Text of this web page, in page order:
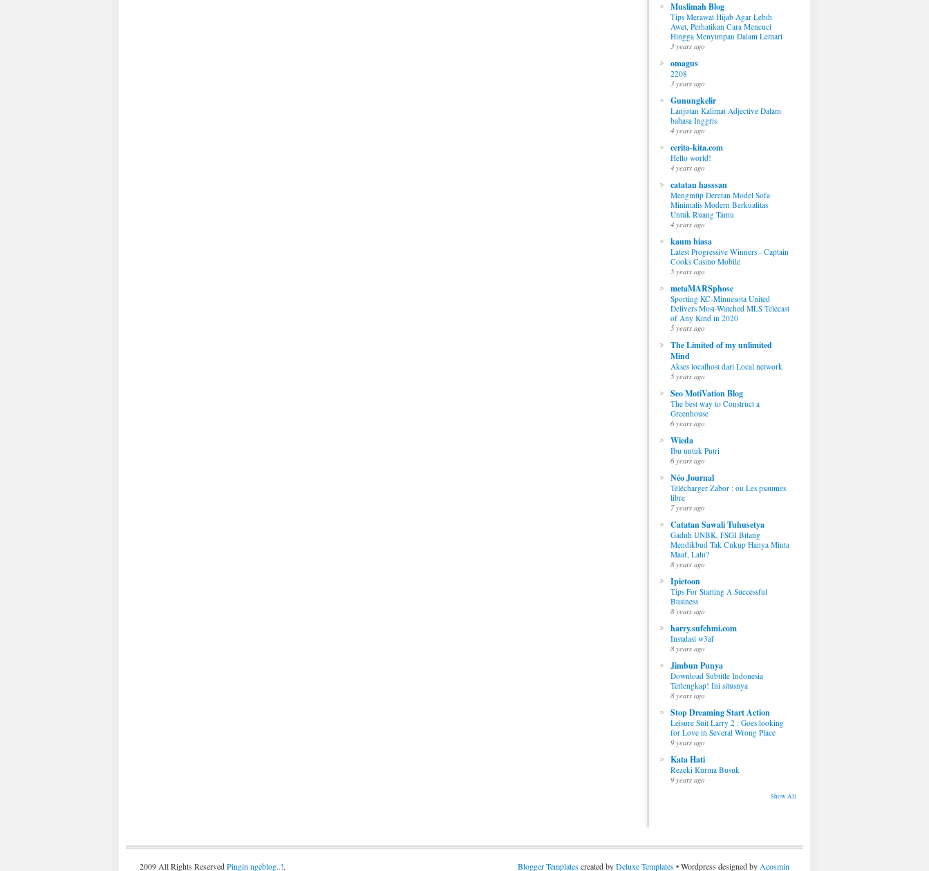
Muslimah Blog
Tips Merawat Hijab Agar Lebih
Awet, Perhatikan Cara Mencuci
Hingga Menyimpan Dalam Lemari
3 years ago
omagus
2208
3 years ago
Gunungkelir
Lanjutan Kalimat Adjective Dalam
bahasa Inggris
4 years ago
cerita-kita.com
Hello world!
4 years ago
catatan hasssan
Mengintip Deretan Model Sofa
Minimalis Modern Berkualitas
Untuk Ruang Tamu
4 years ago
kaum biasa
Latest Progressive Winners - Captain
Cooks Casino Mobile
5 years ago
metaMARSphose
Sporting KC-Minnesota United
Delivers Most-Watched MLS Telecast
of Any Kind in 2020
5 years ago
The Limited of my unlimited
Mind
Akses localhost dari Local network
5 years ago
Seo MotiVation Blog
The best way to Construct a
Greenhouse
6 years ago
Wieda
Ibu untuk Putri
6 years ago
Néo Journal
Télécharger Zabor : ou Les psaumes
libre
7 years ago
Catatan Sawali Tuhusetya
Gaduh UNBK, FSGI Bilang
Mendikbud Tak Cukup Hanya Minta
Maaf, Lalu?
8 years ago
Ipietoon
Tips For Starting A Successful
Business
8 years ago
harry.sufehmi.com
Instalasi w3af
8 years ago
Jimbun Punya
Download Subtitle Indonesia
Terlengkap! Ini situsnya
8 years ago
Stop Dreaming Start Action
Leisure Suit Larry 2 : Goes looking
for Love in Several Wrong Place
9 years ago
Kata Hati
Rezeki Kurma Busuk
9 years ago
Show All
2009 All Rights ReservedPingin ngeblog..!. Blogger Templatescreated byDeluxe Templates• Wordpress designed by Acosmin